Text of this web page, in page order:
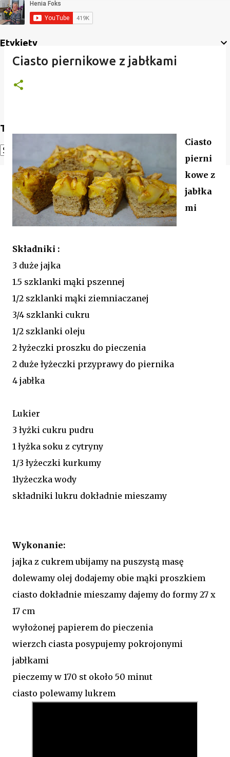
Etykiety
Translate
Powered by Translate
Ciasto piernikowe z jabłkami
Ciasto
pierni
kowe z
jabłka
mi
Składniki :
3 duże jajka
1.5 szklanki mąki pszennej
1/2 szklanki mąki ziemniaczanej
3/4 szklanki cukru
1/2 szklanki oleju
2 łyżeczki proszku do pieczenia
2 duże łyżeczki przyprawy do piernika
4 jabłka
Lukier
3 łyżki cukru pudru
1 łyżka soku z cytryny
1/3 łyżeczki kurkumy
1łyżeczka wody
składniki lukru dokładnie mieszamy
Wykonanie:
jajka z cukrem ubijamy na puszystą masę
dolewamy olej dodajemy obie mąki proszkiem
ciasto dokładnie mieszamy dajemy do formy 27 x
17 cm
wyłożonej papierem do pieczenia
wierzch ciasta posypujemy pokrojonymi
jabłkami
pieczemy w 170 st około 50 minut
ciasto polewamy lukrem